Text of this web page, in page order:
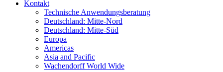
Kontakt
Technische Anwendungsberatung
Deutschland: Mitte-Nord
Deutschland: Mitte-Süd
Europa
Americas
Asia and Pacific
Wachendorff World Wide